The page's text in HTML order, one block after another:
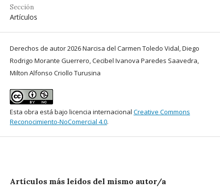
Sección
Artículos
Derechos de autor 2026 Narcisa del Carmen Toledo Vidal, Diego
Rodrigo Morante Guerrero, Cecibel Ivanova Paredes Saavedra,
Milton Alfonso Criollo Turusina
Esta obra está bajo licencia internacional Creative Commons
Reconocimiento-NoComercial 4.0.
Artículos más leídos del mismo autor/a